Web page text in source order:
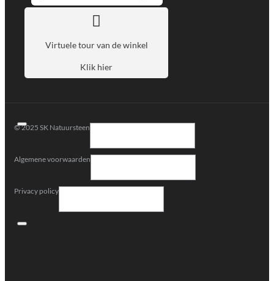
Virtuele tour van de winkel
Klik hier
© 2025 SK Natuursteen
Algemene voorwaarden
Privacy policy